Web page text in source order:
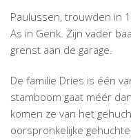
Paulussen, trouwden in
As in Genk. Zijn vader
grenst aan de garage.
De familie Dries is één
stamboom gaat méér
komen ze van het
oorspronkelijke